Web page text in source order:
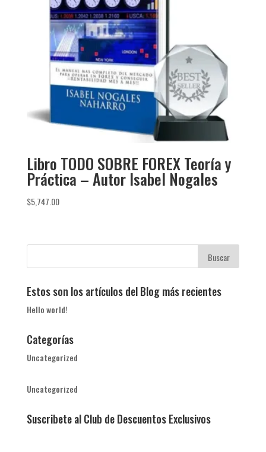
Libro TODO SOBRE FOREX Teoría y
Práctica – Autor Isabel Nogales
$5,747.00
Estos son los artículos del Blog más recientes
Hello world!
Categorías
Uncategorized
Uncategorized
Suscribete al Club de Descuentos Exclusivos